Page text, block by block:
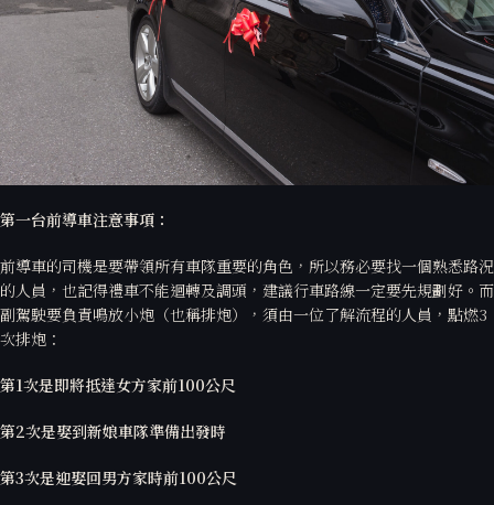
第一台前導車注意事項：
前導車的司機是要帶領所有車隊重要的角色，所以務必要找一個熟悉路況
的人員，也記得禮車不能迴轉及調頭，建議行車路線一定要先規劃好。而
副駕駛要負責鳴放小炮（也稱排炮），須由一位了解流程的人員，點燃3
次排炮：
第1次是即將抵達女方家前100公尺
第2次是娶到新娘車隊準備出發時
第3次是迎娶回男方家時前100公尺